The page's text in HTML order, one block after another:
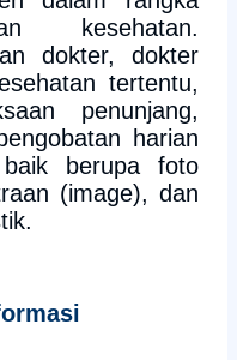
kesehatan.
dokter, dokter
tertentu,
penunjang,
harian
berupa foto
(image), dan